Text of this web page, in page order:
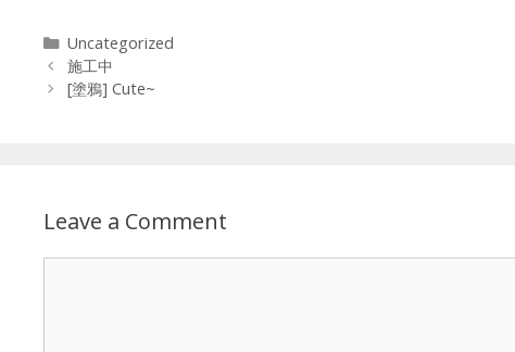
Categories
Uncategorized
施工中
[塗鴉] Cute~
Leave a Comment